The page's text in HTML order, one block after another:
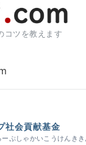
コツを教えます
社会貢献基金
ぷしゃかいこうけんきき